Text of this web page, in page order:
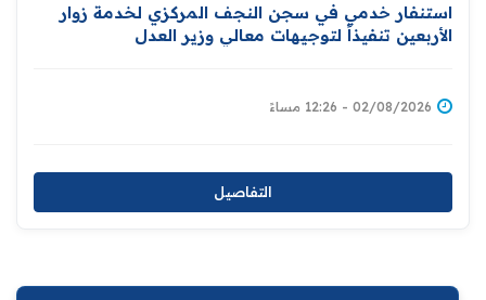
استنفار خدمي في سجن النجف المركزي لخدمة زوار
الأربعين تنفيذاً لتوجيهات معالي وزير العدل
02/08/2026 - 12:26 مساءً
التفاصيل